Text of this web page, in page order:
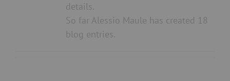
details.
So far Alessio Maule has created 18
blog entries.